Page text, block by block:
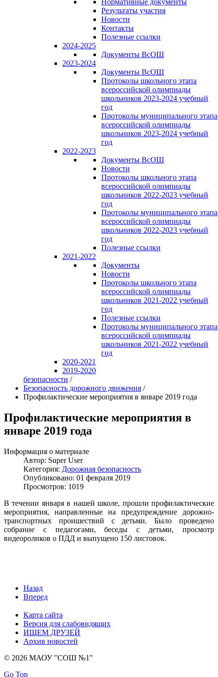
Нормативные документы
Результаты участия
Новости
Контакты
Полезные ссылки
2024-2025
Документы ВсОШ
2023-2024
Документы ВсОШ
Протоколы школьного этапа
всероссийской олимпиады
школьников 2023-2024 учебный
год
Протоколы муниципального этапа
всероссийской олимпиады
школьников 2023-2024 учебный
год
2022-2023
Документы ВсОШ
Новости
Протоколы школьного этапа
всероссийской олимпиады
школьников 2022-2023 учебный
год
Протоколы муниципального этапа
всероссийской олимпиады
школьников 2022-2023 учебный
год
Полезные ссылки
2021-2022
Документы
Новости
Протоколы школьного этапа
всероссийской олимпиады
школьников 2021-2022 учебный
год
Полезные ссылки
Протоколы муниципального этапа
всероссийской олимпиады
школьников 2021-2022 учебный
год
2020-2021
2019-2020
безопасности /
Безопасность дорожного движения /
Профилактические мероприятия в январе 2019 года
Профилактические мероприятия в
январе 2019 года
Информация о материале
Автор: Super User
Категория: Дорожная безопасность
Опубликовано: 01 февраля 2019
Просмотров: 1019
В течении января в нашей школе, прошли профилактические
мероприятия, направленные на предупреждение дорожно-
транспортных проишествий с детьми. Было проведено
собрание с педагогами, беседы с детьми, просмотр
видеороликов о ПДД и выпущено 150 листовок.
Назад
Вперед
Карта сайта
Версия для слабовидящих
ИЩЕМ ДРУЗЕЙ
Архив новостей
© 2026 МАОУ "СОШ №1"
Go Top